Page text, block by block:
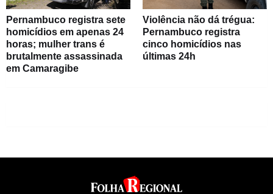
Pernambuco registra sete
homicídios em apenas 24
horas; mulher trans é
brutalmente assassinada
em Camaragibe
Violência não dá trégua:
Pernambuco registra
cinco homicídios nas
últimas 24h